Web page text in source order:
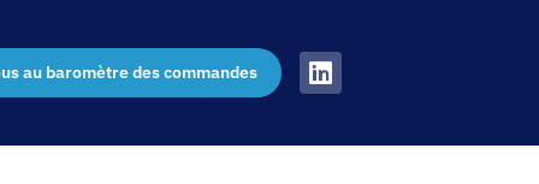
au baromètre des commandes